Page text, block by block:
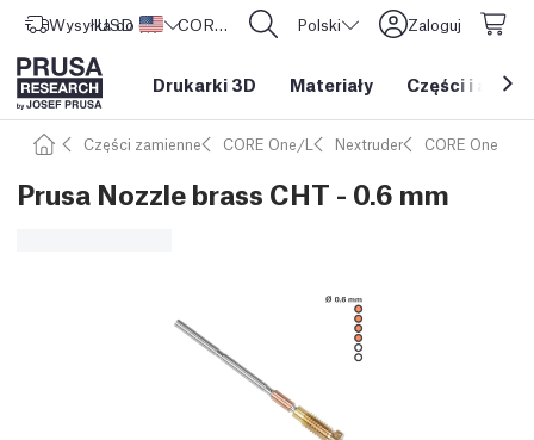
Wysyłka do Stany Zjednoczone
USD ($) CORE One L: Już w sprzedaży! Polski Zaloguj
Drukarki 3D Materiały Części i
Części zamienne CORE One/L Nextruder CORE One
Prusa Nozzle brass CHT - 0.6 mm